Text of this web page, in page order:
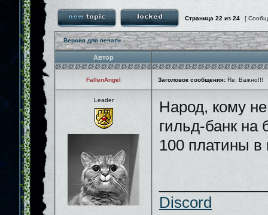
Страница 22 из 24 [
Версия для печати
Автор
FallenAngel Заголовок сообщения: Re: Важно!!!
Leader
Народ, кому
гильд-банк на
100 платины
Discord